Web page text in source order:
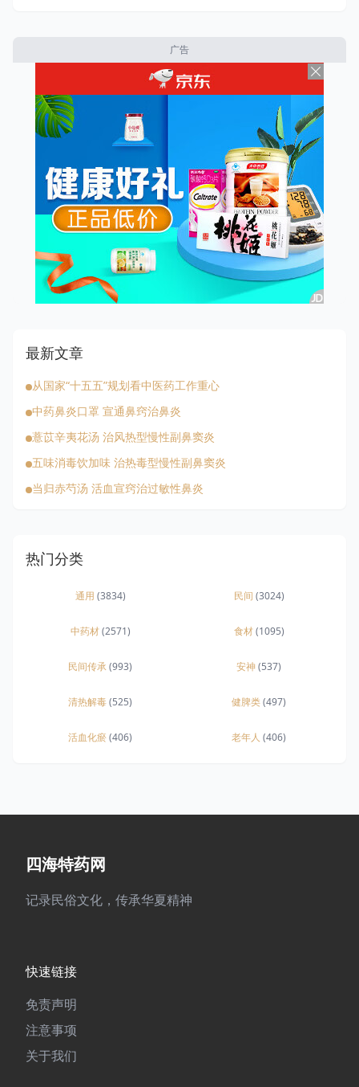
广告
最新文章
从国家“十五五”规划看中医药工作重心
中药鼻炎口罩 宣通鼻窍治鼻炎
薏苡辛夷花汤 治风热型慢性副鼻窦炎
五味消毒饮加味 治热毒型慢性副鼻窦炎
当归赤芍汤 活血宣窍治过敏性鼻炎
热门分类
通用 (3834) 民间 (3024)
中药材(2571) 食材(1095)
民间传承(993) 安神(537)
清热解毒(525) 健脾类(497)
活血化瘀(406) 老年人 (406)
四海特药网
记录民俗文化，传承华夏精神
快速链接
免责声明
注意事项
关于我们